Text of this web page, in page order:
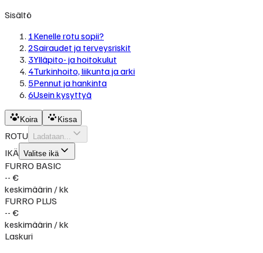
Sisältö
1Kenelle rotu sopii?
2Sairaudet ja terveysriskit
3Ylläpito- ja hoitokulut
4Turkinhoito, liikunta ja arki
5Pennut ja hankinta
6Usein kysyttyä
Koira Kissa
ROTU Ladataan...
IKÄ Valitse ikä
FURRO BASIC
-- €
keskimäärin / kk
FURRO PLUS
-- €
keskimäärin / kk
Laskuri